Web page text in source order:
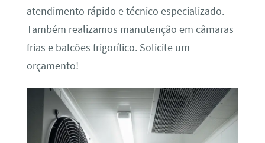
atendimento rápido e técnico especializado.
Também realizamos manutenção em câmaras
frias e balcões frigorífico. Solicite um
orçamento!